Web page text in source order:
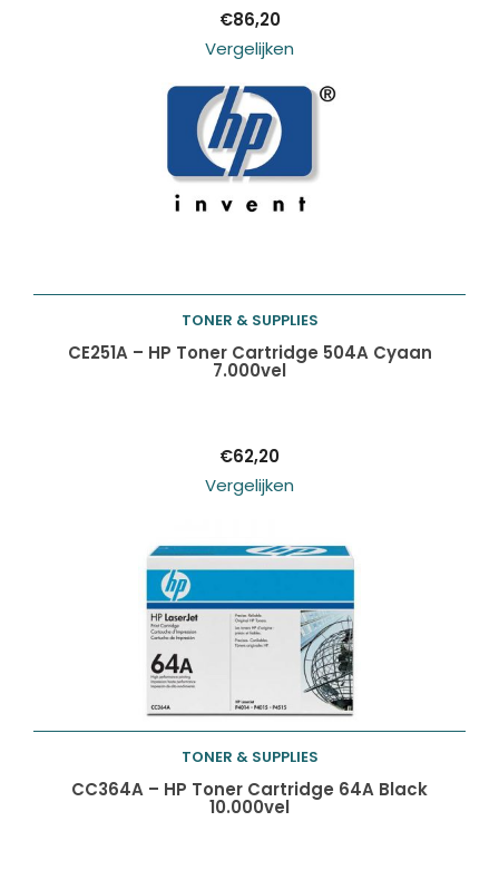
€86,20
Vergelijken
Toevoegen aan
TONER & SUPPLIES
CE251A – HP Toner Cartridge 504A Cyaan
7.000vel
€62,20
Vergelijken
Toevoegen aan
TONER & SUPPLIES
CC364A – HP Toner Cartridge 64A Black
10.000vel